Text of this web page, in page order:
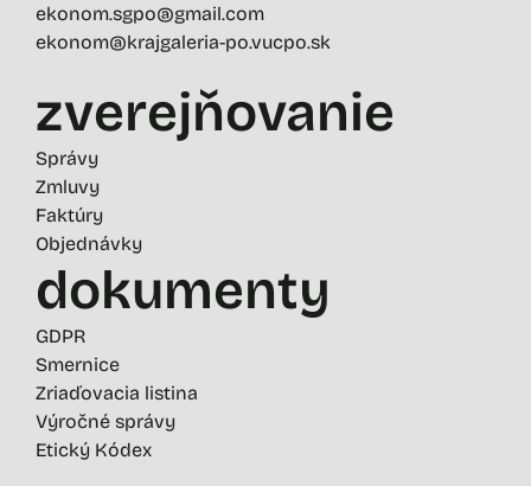
ekonom.sgpo@gmail.com
ekonom@krajgaleria-po.vucpo.sk
zverejňovanie
Správy
Zmluvy
Faktúry
Objednávky
dokumenty
GDPR
Smernice
Zriaďovacia listina
Výročné správy
Etický Kódex